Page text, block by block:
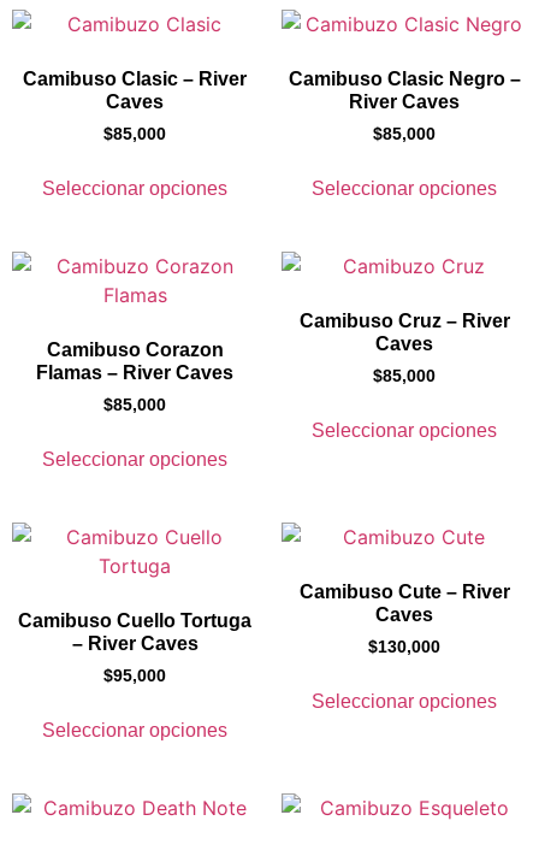
Camibuso Clasic – River
Caves
$85,000
Seleccionar opciones
Camibuso Clasic Negro –
River Caves
$85,000
Seleccionar opciones
Camibuso Corazon
Flamas – River Caves
$85,000
Seleccionar opciones
Camibuso Cruz – River
Caves
$85,000
Seleccionar opciones
Camibuso Cuello Tortuga
– River Caves
$95,000
Seleccionar opciones
Camibuso Cute – River
Caves
$130,000
Seleccionar opciones